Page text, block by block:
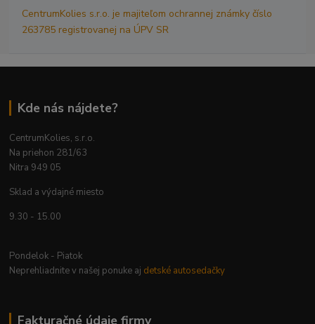
CentrumKolies s.r.o. je majiteľom ochrannej známky číslo
263785 registrovanej na ÚPV SR
Kde nás nájdete?
CentrumKolies, s.r.o.
Na priehon 281/63
Nitra 949 05
Sklad a výdajné miesto
9.30 - 15.00
Pondelok - Piatok
Neprehliadnite v našej ponuke aj detské autosedačky
Fakturačné údaje firmy